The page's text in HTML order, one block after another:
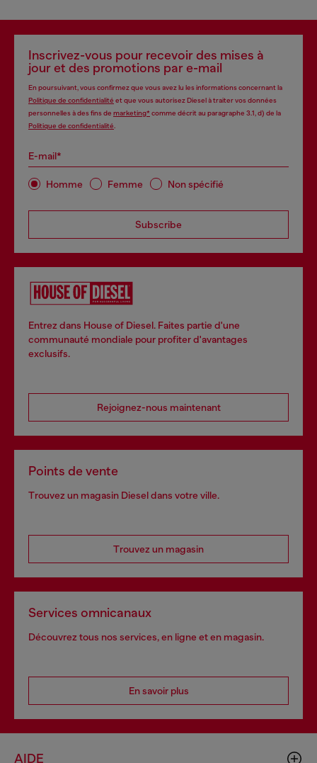
Inscrivez-vous pour recevoir des mises à
jour et des promotions par e-mail
En poursuivant, vous confirmez que vous avez lu les informations concernant la
Politique de confidentialité et que vous autorisez Diesel à traiter vos données
personnelles à des fins de marketing*comme décrit au paragraphe 3.1, d) de la
Politique de confidentialité
E-mail*
Homme Femme Non spécifié
Subscribe
Entrez dans House of Diesel. Faites partie d'une
communauté mondiale pour profiter d'avantages
exclusifs.
Rejoignez-nous maintenant
Points de vente
Trouvez un magasin Diesel dans votre ville.
Trouvez un magasin
Services omnicanaux
Découvrez tous nos services, en ligne et en magasin.
En savoir plus
AIDE